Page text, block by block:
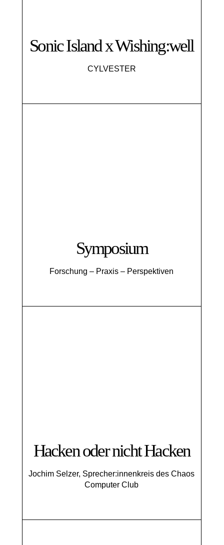
Sonic Island x Wishing:well
CYLVESTER
Symposium
Forschung – Praxis – Perspektiven
Hacken oder nicht Hacken
Jochim Selzer, Sprecher:innenkreis des Chaos
Computer Club